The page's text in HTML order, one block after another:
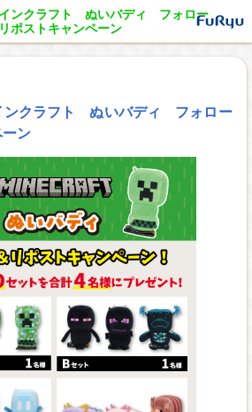
ンクラフト ぬいバディ フォロー
ポストキャンペーン
クラフト ぬいバディ フォロー
ーン